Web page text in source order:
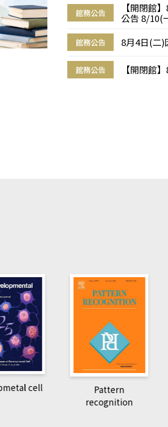
館務公告
【開閉館
公告 8/10(
館務公告 8月4日(二)
館務公告 【開閉館
Pattern
National
Geographic